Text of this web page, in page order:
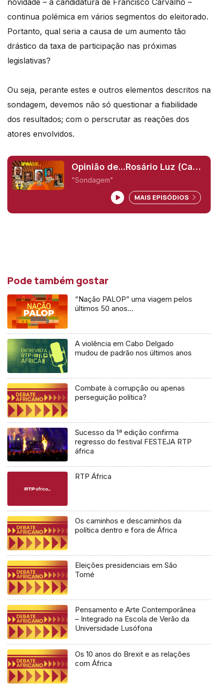
continua polémica em vários segmentos do eleitorado.
Portanto, qual seria a causa de um aumento tão
drástico da taxa de participação nas próximas
legislativas?
Ou seja, perante estes e outros elementos descritos na
sondagem, devemos não só questionar a fiabilidade
dos resultados; com o perscrutar as reações dos
atores envolvidos.
Opinião de...Rosário Luz (Cabo
Verde),
"Sondagem"
MAIS EPISÓDIOS
Pode também gostar
“Nação PALOP” uma viagem pelos
últimos 50 anos…
A violência em Cabo Delgado
mudou de padrão nos últimos anos
Combate à corrupção ou apenas
perseguição política?
Sucesso da 1ª edição confirma
regresso do festival FESTEJA RTP
áfrica
RTP África
Os caminhos e descaminhos da
política dentro e fora de África
Eleições presidenciais em São
Tomé
Pensamento e Arte Contemporânea
– Integrado na Escola de Verão da
Universidade Lusófona
Os 10 anos do Brexit e as relações
com África